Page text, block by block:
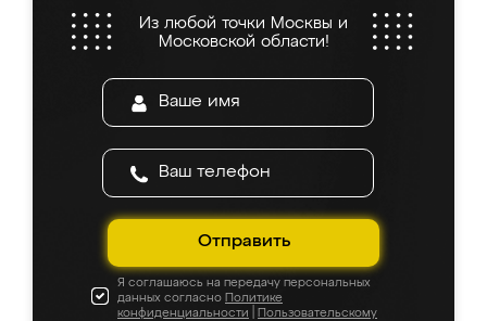
Из любой точки Москвы и
Московской области!
Отправить
Я соглашаюсь на передачу персональных
данных согласно Политике
конфиденциальности
Пользовательскому